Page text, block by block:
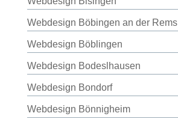
Webdesign Böbingen an der Rems
Webdesign Böblingen
Webdesign Bodeslhausen
Webdesign Bondorf
Webdesign Bönnigheim